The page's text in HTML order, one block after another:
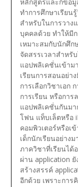
ทำการศึกษาเรียน
สำหรับในการวาง
บุคคลด้วย ทำให้มี
เหมาะสมกับนักศึก
จัดสรรเวลาสำหรั
แอปพลิเคชั่นเข้าม
เรียนการสอนอย่า
การเลือกวิชาเอก
การเรียน หรือกา
แอปพลิเคชั่นกันม
โฟน แท็บเล็ตหรือ
คอมพิวเตอร์หรือเ
เด็กนักเรียนอย่าง
ภาควิชาที่เรียนได้
ผ่าน application
สร้างสรรค์
อีกด้วย เพราะกา